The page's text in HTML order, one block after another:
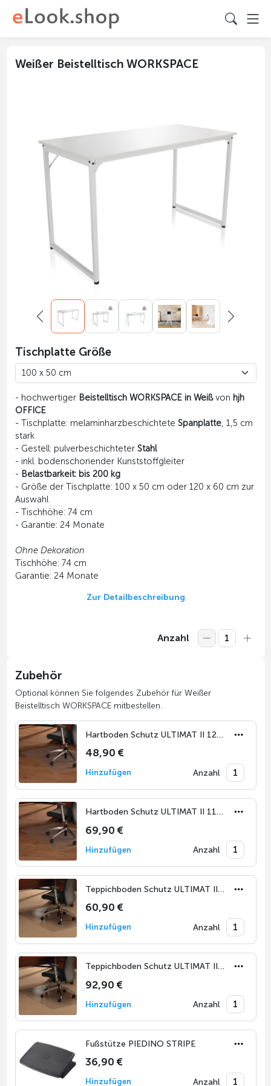
Weißer Beistelltisch WORKSPACE
Tischplatte Größe
- hochwertiger Beistelltisch WORKSPACE in Weißvon hjh
OFFICE
- Tischplatte: melaminharzbeschichtete Spanplatte, 1,5 cm
stark
- Gestell: pulverbeschichteter Stahl
- inkl. bodenschonender Kunststoffgleiter
- Belastbarkeit: bis 200 kg
- Größe der Tischplatte: 100 x 50 cm oder 120 x 60 cm zur
Auswahl
- Tischhöhe: 74 cm
- Garantie: 24 Monate
Ohne Dekoration
Tischhöhe: 74 cm
Garantie: 24 Monate
Zur Detailbeschreibung
Anzahl
Zubehör
Optional können Sie folgendes Zubehör für Weißer
Beistelltisch WORKSPACE mitbestellen.
Hartboden Schutz ULTIMAT II 120 x 90 cm
48,90 €
Hinzufügen Anzahl
Hartboden Schutz ULTIMAT II 116 x 150 cm
69,90 €
Hinzufügen Anzahl
Teppichboden Schutz ULTIMAT II 120 x 90 cm
60,90 €
Hinzufügen Anzahl
Teppichboden Schutz ULTIMAT II 116 x 150 cm
92,90 €
Hinzufügen Anzahl
Fußstütze PIEDINO STRIPE
36,90 €
Hinzufügen Anzahl